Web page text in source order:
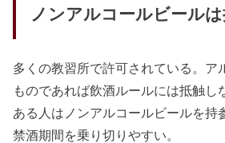
ノンアルコールビール
多くの教習所で許可されている。ア
ものであれば飲酒ルールには抵触し
ある人はノンアルコールビールを持
禁酒期間を乗り切りやすい。